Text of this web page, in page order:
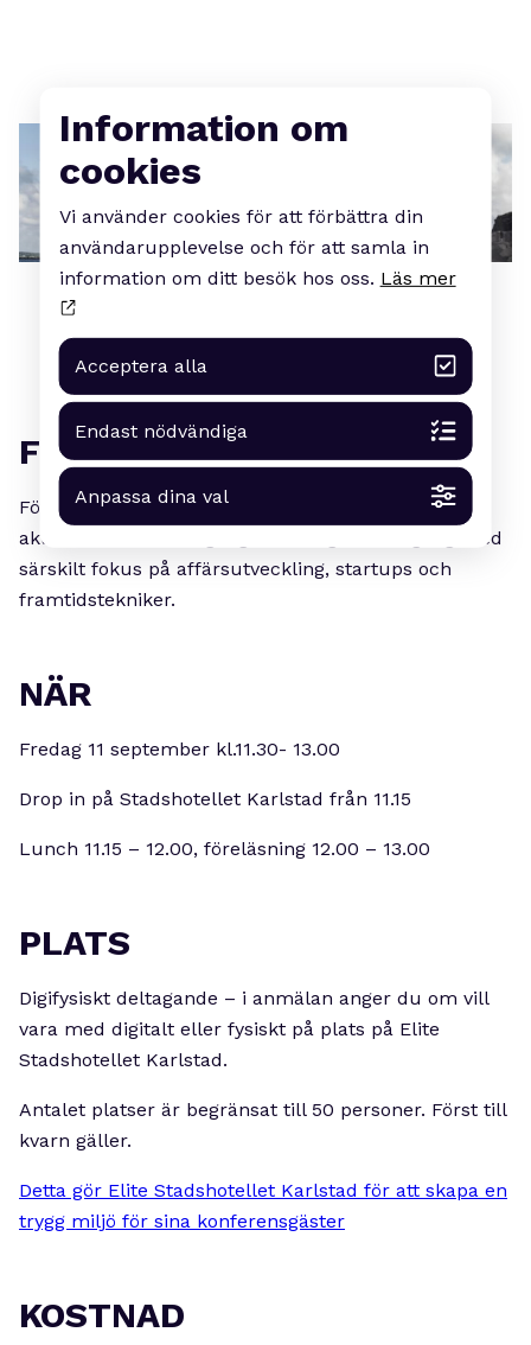
FÖR VEM
För alla som är intresserade av nätverkande och
aktuella ämnen kring digitalisering, denna gång med
särskilt fokus på affärsutveckling, startups och
framtidstekniker.
NÄR
Fredag 11 september kl.11.30- 13.00
Drop in på Stadshotellet Karlstad från 11.15
Lunch 11.15 – 12.00, föreläsning 12.00 – 13.00
PLATS
Digifysiskt deltagande – i anmälan anger du om vill
vara med digitalt eller fysiskt på plats på Elite
Stadshotellet Karlstad.
Antalet platser är begränsat till 50 personer. Först till
kvarn gäller.
Detta gör Elite Stadshotellet Karlstad för att skapa en
trygg miljö för sina konferensgäster
KOSTNAD
Information om
cookies
Vi använder cookies för att förbättra din
användarupplevelse och för att samla in
information om ditt besök hos oss. Läs mer
Acceptera alla
Endast nödvändiga
Anpassa dina val